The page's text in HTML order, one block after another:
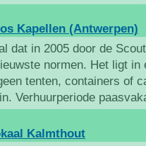
Kapellen (Antwerpen)
dat in 2005 door de
normen. Het ligt
tenten, containers of
Verhuurperiode
Kalmthout